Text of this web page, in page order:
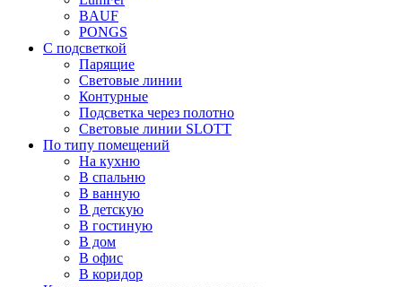
BAUF
PONGS
С подсветкой
Парящие
Световые линии
Контурные
Подсветка через полотно
Световые линии SLOTT
По типу помещений
На кухню
В спальню
В ванную
В детскую
В гостиную
В дом
В офис
В коридор